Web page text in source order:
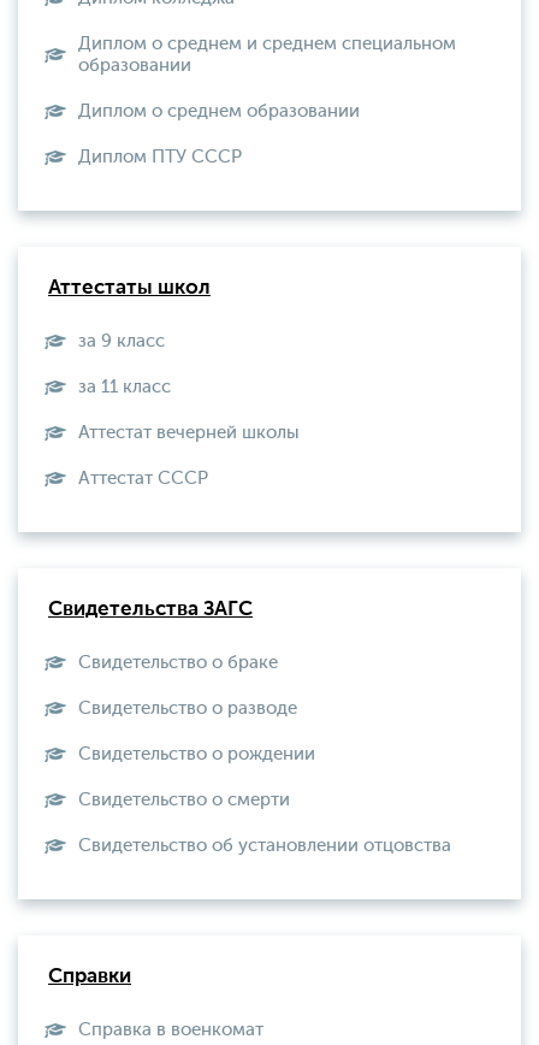
Диплом о среднем и среднем специальном
образовании
Диплом о среднем образовании
Диплом ПТУ СССР
Аттестаты школ
за 9 класс
за 11 класс
Аттестат вечерней школы
Aттестат СССР
Свидетельства ЗАГС
Свидетельство о браке
Свидетельство о разводе
Свидетельство о рождении
Свидетельство о смерти
Свидетельство об установлении отцовства
Справки
Справка в военкомат